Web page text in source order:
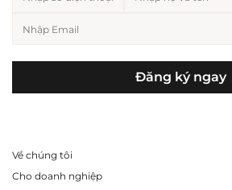
Về chúng tôi
Cho doanh nghiệp
Đăng ký ngay